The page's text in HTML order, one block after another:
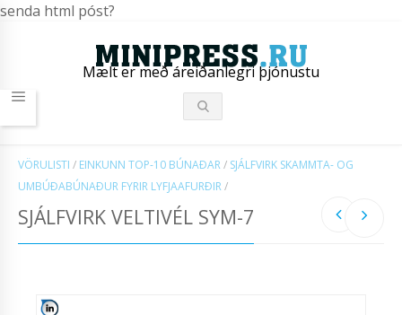
senda html póst?
Mælt er með áreiðanlegri þjónustu
VÖRULISTI / EINKUNN TOP-10 BÚNAÐAR/ SJÁLFVIRK SKAMMTA- OG
UMBÚÐABÚNAÐUR FYRIR LYFJAAFURÐIR/
SJÁLFVIRK VELTIVÉL SYM-7